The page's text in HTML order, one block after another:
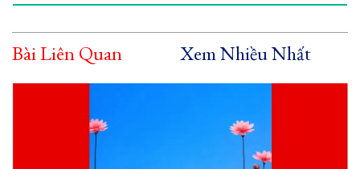
Bài Liên Quan Xem Nhiều Nhất